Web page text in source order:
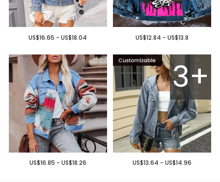
US$12.84 - US$13.8
US$16.65 - US$18.04
3+
US$13.64 - US$14.96
US$16.85 - US$18.26